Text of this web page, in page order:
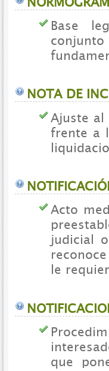
Base
NOTA DE
Ajuste al
frente a
Acto
judicial
le
que